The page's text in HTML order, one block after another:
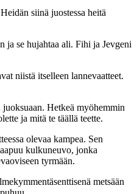
siinä juostessa heitä
ja se hujahtaa ali. Fihi ja Jevgeni
niistä itselleen lannevaatteet.
Hetkeä myöhemmin
ja mitä te täällä teette.
olevaa kampea. Sen
kulkuneuvo, jonka
tyrmään.
metsään